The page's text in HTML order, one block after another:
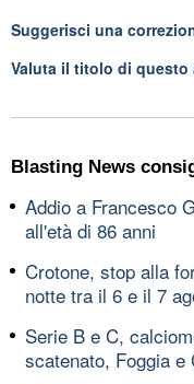
Suggerisci una
Valuta il titolo di questo
Blasting News
Addio a Francesco
all'età di 86 anni
Crotone, stop alla
notte tra il 6 e il 7
Serie B e C,
scatenato, Foggia e